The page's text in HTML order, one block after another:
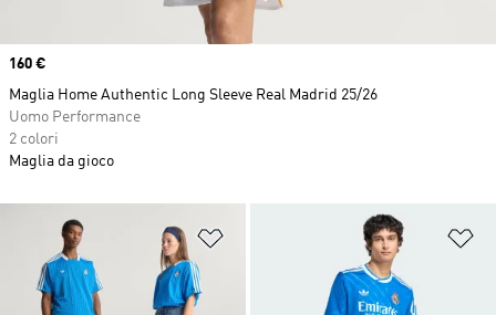
Aggiungi alla lista dei desideri
Price
160 €
Maglia Home Authentic Long Sleeve Real Madrid 25/26
Uomo Performance
2 colori
Maglia da gioco